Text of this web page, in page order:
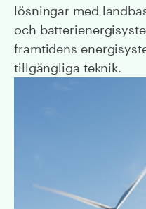
lösningar med
och
framtidens
tillgängliga teknik.